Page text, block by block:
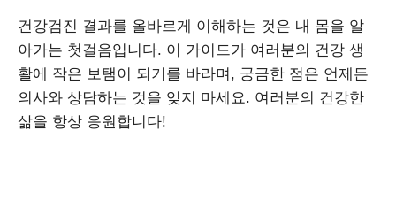
건강검진 결과를 올바르게 이해하는 것은 내 몸을 알
아가는 첫걸음입니다. 이 가이드가 여러분의 건강 생
활에 작은 보탬이 되기를 바라며, 궁금한 점은 언제든
의사와 상담하는 것을 잊지 마세요. 여러분의 건강한
삶을 항상 응원합니다!